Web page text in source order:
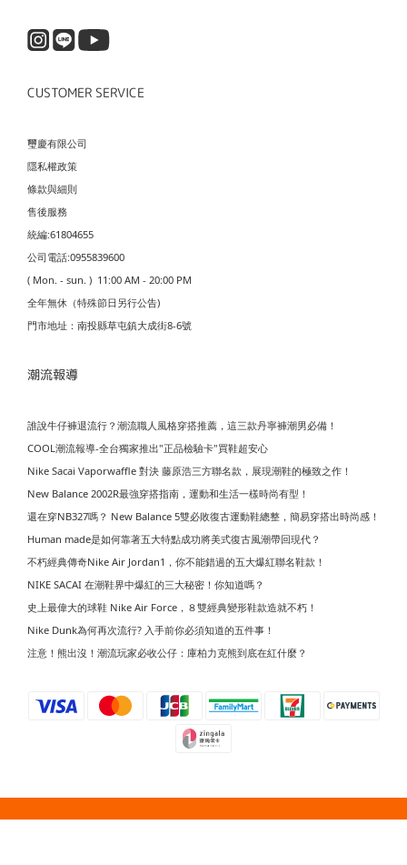
CUSTOMER SERVICE
璽慶有限公司
隱私權政策
條款與細則
售後服務
統編:61804655
公司電話:0955839600
( Mon. - sun. ) 11:00 AM - 20:00 PM
全年無休（特殊節日另行公告)
門市地址：南投縣草屯鎮大成街8-6號
潮流報導
誰說牛仔褲退流行？潮流職人風格穿搭推薦，這三款丹寧褲潮男必備！
COOL潮流報導-全台獨家推出"正品檢驗卡"買鞋超安心
Nike Sacai Vaporwaffle 對決 藤原浩三方聯名款，展現潮鞋的極致之作！
New Balance 2002R最強穿搭指南，運動和生活一樣時尚有型！
還在穿NB327嗎？ New Balance 5雙必敗復古運動鞋總整，簡易穿搭出時尚感！
Human made是如何靠著五大特點成功將美式復古風潮帶回現代？
不朽經典傳奇Nike Air Jordan1，你不能錯過的五大爆紅聯名鞋款！
NIKE SACAI 在潮鞋界中爆紅的三大秘密！你知道嗎？
史上最偉大的球鞋 Nike Air Force，８雙經典變形鞋款造就不朽！
Nike Dunk為何再次流行? 入手前你必須知道的五件事！
注意！熊出沒！潮流玩家必收公仔：庫柏力克熊到底在紅什麼？